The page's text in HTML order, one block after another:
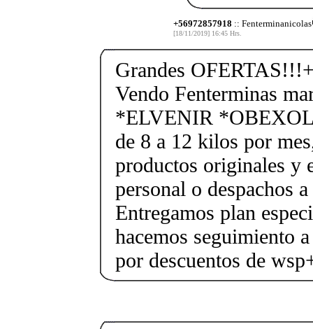
+56972857918 :: Fenterminanicolas
[18/11/2019] 16:45 Hrs.
Grandes
Vendo Fenterminas
*ELVENIR
de 8 a 12 kilos por
productos originales y
personal o despachos
Entregamos plan
hacemos seguimiento
por descuentos de